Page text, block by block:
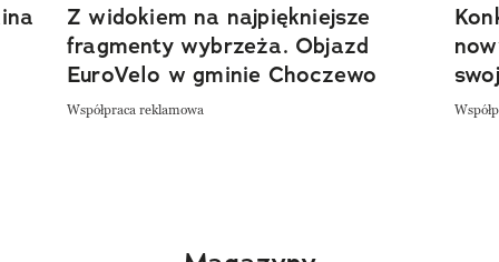
Z widokiem na najpiękniejsze
fragmenty wybrzeża. Objazd
EuroVelo w gminie Choczewo
Współpraca reklamowa